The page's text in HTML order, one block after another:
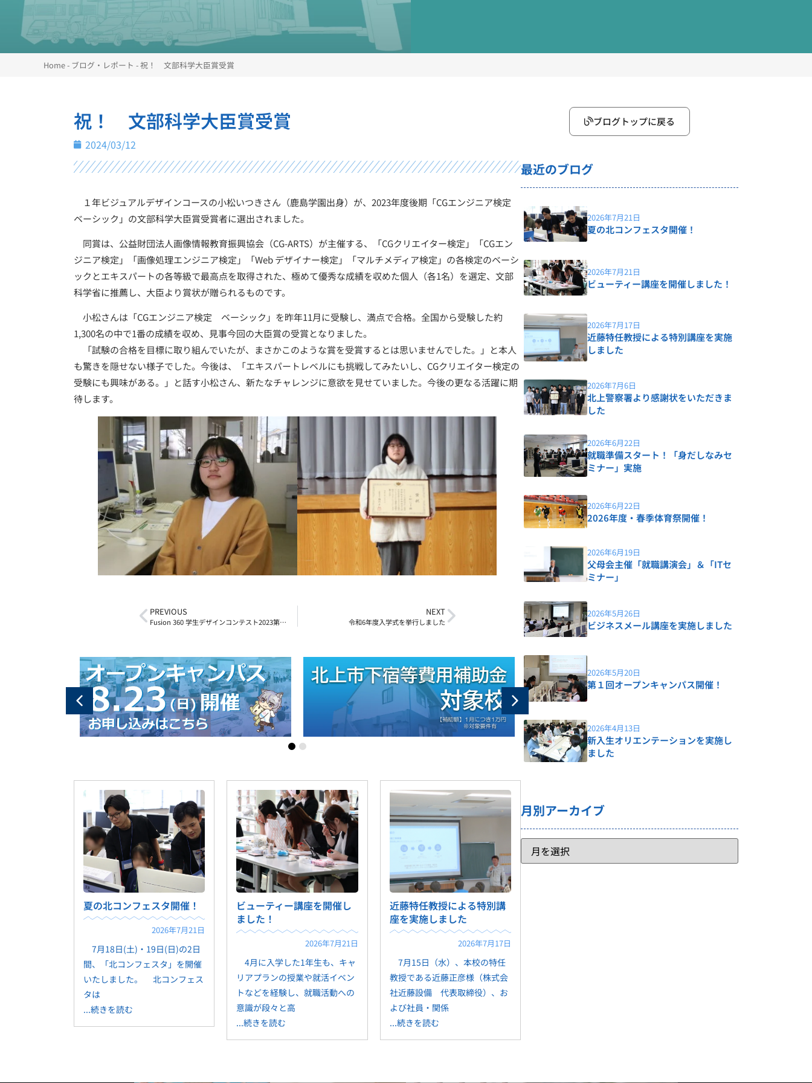
Home- ブログ・レポート -祝！ 文部科学大臣賞受賞
祝！ 文部科学大臣賞受賞
2024/03/12
１年ビジュアルデザインコースの小松いつきさん（鹿島学園出身）が、2023年度後期「CGエンジニア検定
ベーシック」の文部科学大臣賞受賞者に選出されました。
同賞は、公益財団法人画像情報教育振興協会（CG-ARTS）が主催する、「CGクリエイター検定」「CGエン
ジニア検定」「画像処理エンジニア検定」「Web デザイナー検定」「マルチメディア検定」の各検定のベーシ
ックとエキスパートの各等級で最高点を取得された、極めて優秀な成績を収めた個人（各1名）を選定、文部
科学省に推薦し、大臣より賞状が贈られるものです。
小松さんは「CGエンジニア検定 ベーシック」を昨年11月に受験し、満点で合格。全国から受験した約
1,300名の中で1番の成績を収め、見事今回の大臣賞の受賞となりました。
「試験の合格を目標に取り組んでいたが、まさかこのような賞を受賞するとは思いませんでした。」と本人
も驚きを隠せない様子でした。今後は、「エキスパートレベルにも挑戦してみたいし、CGクリエイター検定の
受験にも興味がある。」と話す小松さん、新たなチャレンジに意欲を見せていました。今後の更なる活躍に期
待します。
PREVIOUS
Fusion 360 学生デザインコンテスト2023第7回優秀賞受賞！
NEXT
令和6年度入学式を挙行しました
夏の北コンフェスタ開催！
2026年7月21日
7月18日(土)・19日(日)の2日
間、「北コンフェスタ」を開催
いたしました。 北コンフェス
タは
...続きを読む
ビューティー講座を開催し
ました！
2026年7月21日
4月に入学した1年生も、キャ
リアプランの授業や就活イベン
トなどを経験し、就職活動への
意識が段々と高
...続きを読む
近藤特任教授による特別講
座を実施しました
2026年7月17日
7月15日（水）、本校の特任
教授である近藤正彦様（株式会
社近藤設備 代表取締役）、お
よび社員・関係
...続きを読む
ブログトップに戻る
最近のブログ
2026年7月21日
夏の北コンフェスタ開催！
2026年7月21日
ビューティー講座を開催しました！
2026年7月17日
近藤特任教授による特別講座を実施
しました
2026年7月6日
北上警察署より感謝状をいただきま
した
2026年6月22日
就職準備スタート！「身だしなみセ
ミナー」実施
2026年6月22日
2026年度・春季体育祭開催！
2026年6月19日
父母会主催「就職講演会」＆「ITセ
ミナー」
2026年5月26日
ビジネスメール講座を実施しました
2026年5月20日
第１回オープンキャンパス開催！
2026年4月13日
新入生オリエンテーションを実施し
ました
月別アーカイブ